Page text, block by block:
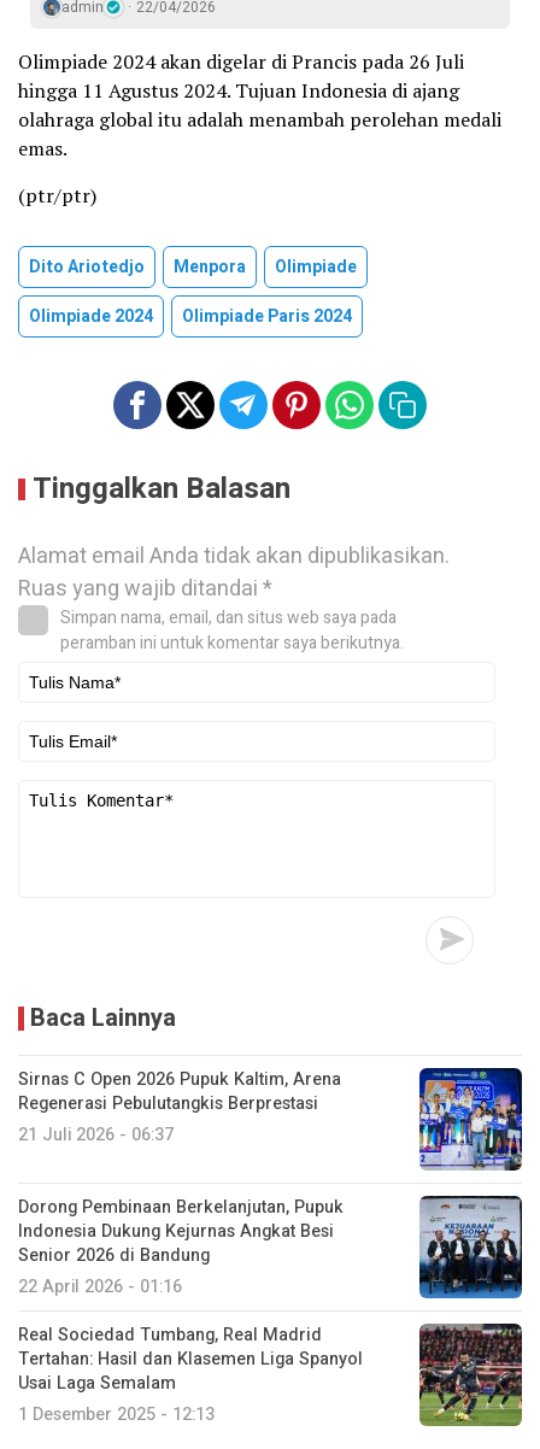
admin 22/04/2026
Olimpiade 2024 akan digelar di Prancis pada 26 Juli
hingga 11 Agustus 2024. Tujuan Indonesia di ajang
olahraga global itu adalah menambah perolehan medali
emas.
(ptr/ptr)
Dito Ariotedjo Menpora
Olimpiade
Olimpiade 2024
Olimpiade Paris 2024
Tinggalkan Balasan
Alamat email Anda tidak akan dipublikasikan.
Ruas yang wajib ditandai*
Simpan nama, email, dan situs web saya pada
peramban ini untuk komentar saya berikutnya.
Baca Lainnya
Sirnas C Open 2026 Pupuk Kaltim, Arena
Regenerasi Pebulutangkis Berprestasi
21 Juli 2026 - 06:37
Dorong Pembinaan Berkelanjutan, Pupuk
Indonesia Dukung Kejurnas Angkat Besi
Senior 2026 di Bandung
22 April 2026 - 01:16
Real Sociedad Tumbang, Real Madrid
Tertahan: Hasil dan Klasemen Liga Spanyol
Usai Laga Semalam
1 Desember 2025 - 12:13